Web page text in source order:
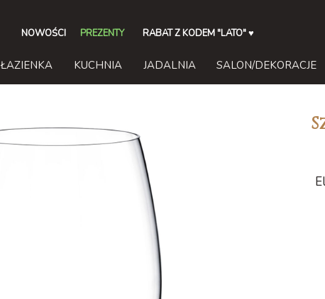
NOWOŚCI PREZENTY RABAT Z KODEM "LATO"♥
ŁAZIENKA KUCHNIA JADALNIA SALON/DEKORACJE